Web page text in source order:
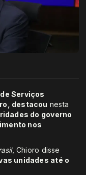
Serviços
destacou nesta
do governo
nos
, Chioro disse
unidades até o